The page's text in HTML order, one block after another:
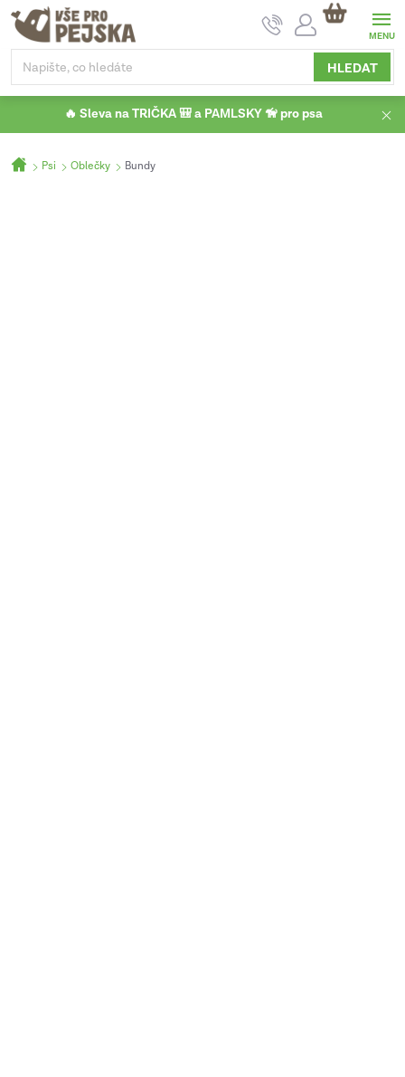
Přejít
obsah
HLEDAT
NÁKUPNÍ
KOŠÍK
🔥 Sleva na TRIČKA 🎒 a PAMLSKY 🦮 pro psa
Domů
Psi Oblečky Bundy